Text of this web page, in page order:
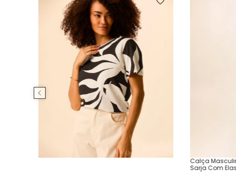
Calça
Sarja Com